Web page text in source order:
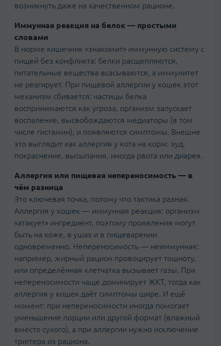
возникнуть даже на качественном рационе.
Иммунная реакция на белок — простыми
словами
В норме кишечник «знакомит» иммунную систему с
пищей без конфликта: белки расщепляются,
питательные вещества всасываются, а иммунитет
не реагирует. При пищевой аллергии у кошек этот
механизм сбивается: частицы белка
воспринимаются как угроза, организм запускает
воспаление, высвобождаются медиаторы (в том
числе гистамин), и появляются симптомы. Внешне
это выглядит как аллергия у кота на корм: зуд,
покраснение, высыпания, иногда рвота или диарея.
Аллергия или пищевая непереносимость — в
чём разница
Это ключевая точка, потому что тактика разная.
Аллергия у кошек — иммунная реакция: организм
«атакует» ингредиент, поэтому проявления могут
быть на коже, в ушах и в пищеварении
одновременно. Непереносимость — неиммунная:
например, жирный рацион провоцирует тошноту,
или определённая клетчатка вызывает газы. При
непереносимости чаще доминирует ЖКТ, тогда как
аллергия у кошек даёт симптомы шире. И ещё
момент: при непереносимости иногда помогает
уменьшение порции или другой формат (влажный
вместо сухого), а при аллергии нужно исключение
триггера из рациона.